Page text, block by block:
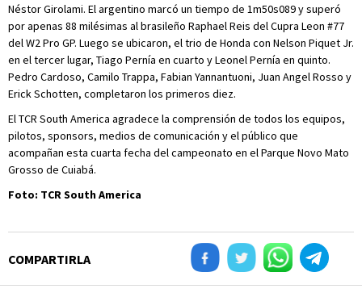
Néstor Girolami. El argentino marcó un tiempo de 1m50s089 y superó
por apenas 88 milésimas al brasileño Raphael Reis del Cupra Leon #77
del W2 Pro GP. Luego se ubicaron, el trio de Honda con Nelson Piquet Jr.
en el tercer lugar, Tiago Pernía en cuarto y Leonel Pernía en quinto.
Pedro Cardoso, Camilo Trappa, Fabian Yannantuoni, Juan Angel Rosso y
Erick Schotten, completaron los primeros diez.
El TCR South America agradece la comprensión de todos los equipos,
pilotos, sponsors, medios de comunicación y el público que
acompañan esta cuarta fecha del campeonato en el Parque Novo Mato
Grosso de Cuiabá.
Foto: TCR South America
COMPARTIRLA